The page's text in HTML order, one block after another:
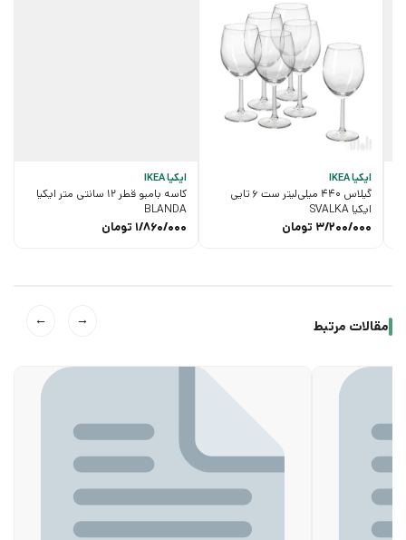
ایکیا IKEA
گیلاس 440 میلی‌لیتر ست 6 تایی
ایکیا SVALKA
3/200/000 تومان
ایکیا IKEA
کاسه بامبو قطر 12 سانتی متر ایکیا
BLANDA
1/860/000 تومان
مقالات مرتبط →
←